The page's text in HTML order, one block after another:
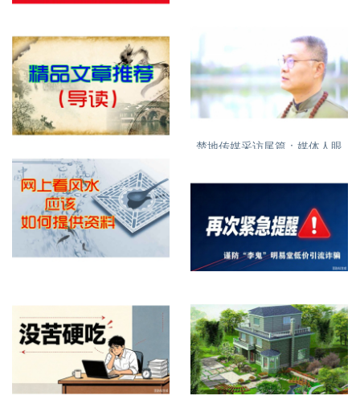
紧急提醒，明易堂有重名，大
家需看清
楚地传媒采访尾篇：媒体人眼
特别推荐精品文章
再次紧急提醒，谨防诈骗